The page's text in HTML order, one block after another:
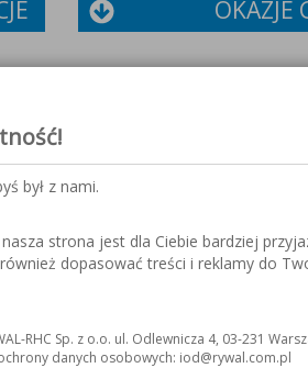
OKAZJE
był z nami.
strona jest dla Ciebie bardziej
dopasować treści i reklamy do
RHC Sp. z o.o. ul. Odlewnicza 4, 03-231
danych osobowych: iod@rywal.com.pl